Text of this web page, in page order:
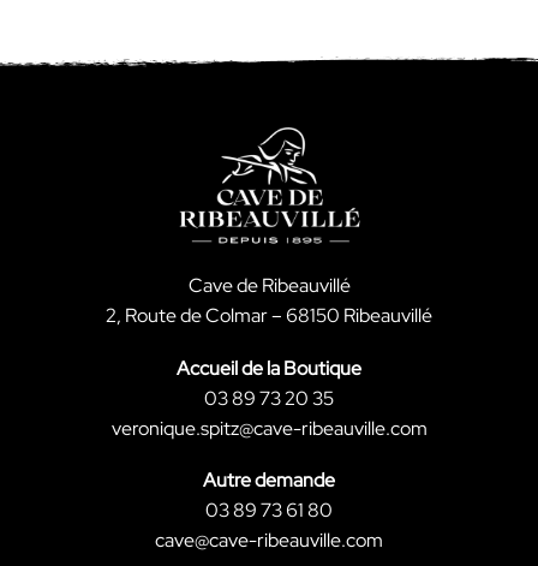
Cave de Ribeauvillé
2, Route de Colmar – 68150 Ribeauvillé
Accueil de la Boutique
03 89 73 20 35
veronique.spitz@cave-ribeauville.com
Autre demande
03 89 73 61 80
cave@cave-ribeauville.com